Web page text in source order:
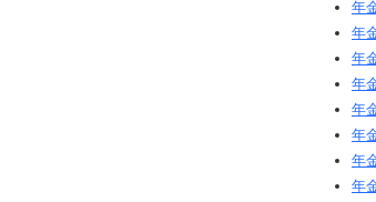
年
年
年
年
年
年
年
年